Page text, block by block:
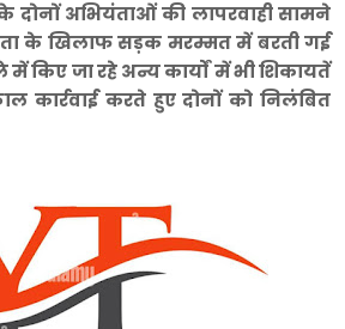
दोनों अभियंताओं की लापरवाही सामने
के खिलाफ सड़क मरम्मत में बरती गई
में किए जा रहे अन्य कार्यों में भी शिकायतें
कार्रवाई करते हुए दोनों को निलंबित